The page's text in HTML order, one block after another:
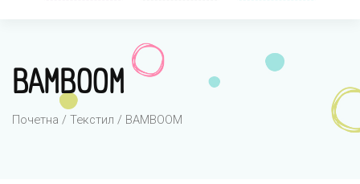
BAMBOOM
Почетна / Текстил / BAMBOOM